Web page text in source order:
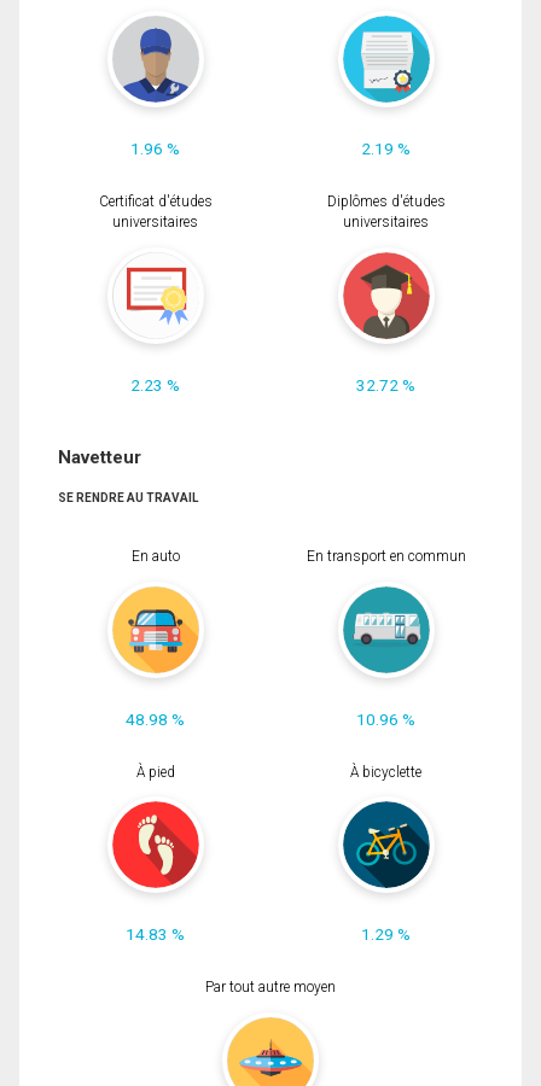
1.96 % 2.19 %
Certificat d'études
universitaires
2.23 %
Diplômes d'études
universitaires
32.72 %
Navetteur
SE RENDRE AU TRAVAIL
En auto
48.98 %
En transport en commun
10.96 %
À pied
14.83 %
À bicyclette
1.29 %
Par tout autre moyen